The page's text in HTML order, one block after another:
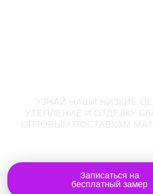
Записаться на
бесплатный замер